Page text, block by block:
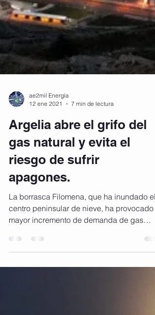
ae2mil Energía
7 min de lectura
Argelia abre el grifo del
gas natural y evita el
riesgo de sufrir
apagones.
La borrasca Filomena, que ha inundado el
centro peninsular de nieve, ha provocado
mayor incremento de demanda de gas